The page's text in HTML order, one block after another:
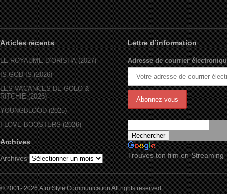
Articles récents
LE ROYAUME D’ORÏSHA (2027)
IS GOD IS (2026)
LES VACANCES DE GOLO &
RITCHIE (2026)
YOUNGBLOOD (2025)
I LOVE BOOSTERS (2026)
Archives
Archives
Lettre d’information
Adresse de courrier
Trouves ton film en Streaming
© 2001- 2026 Afro Style Communication All rights reserved.